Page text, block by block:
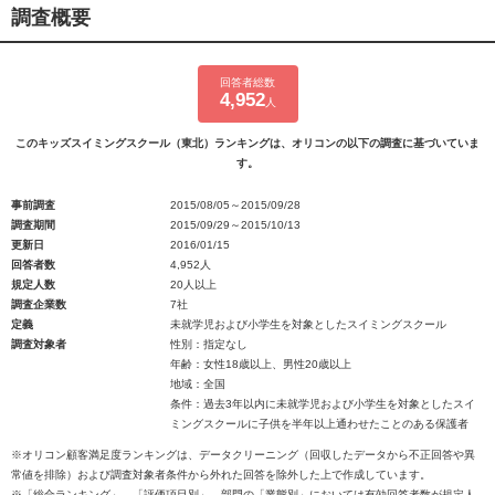
調査概要
回答者総数
4,952人
このキッズスイミングスクール（東北）ランキングは、オリコンの以下の調査に基づいていま
す。
事前調査
2015/08/05～2015/09/28
調査期間
2015/09/29～2015/10/13
更新日
2016/01/15
回答者数
4,952人
規定人数
20人以上
調査企業数
7社
定義
未就学児および小学生を対象としたスイミングスクール
調査対象者
性別：指定なし
年齢：女性18歳以上、男性20歳以上
地域：全国
条件：過去3年以内に未就学児および小学生を対象としたスイ
ミングスクールに子供を半年以上通わせたことのある保護者
※オリコン顧客満足度ランキングは、データクリーニング（回収したデータから不正回答や異
常値を排除）および調査対象者条件から外れた回答を除外した上で作成しています。